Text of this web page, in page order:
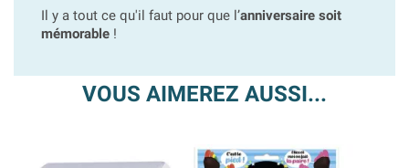
Il y a tout ce qu'il faut pour que l’anniversaire soit
mémorable !
VOUS AIMEREZ AUSSI...